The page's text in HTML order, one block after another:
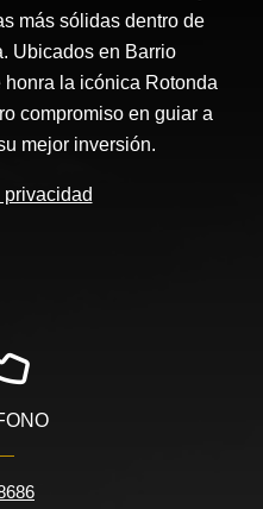
más sólidas dentro de
Ubicados en Barrio
la icónica Rotonda
compromiso en guiar a
mejor inversión.